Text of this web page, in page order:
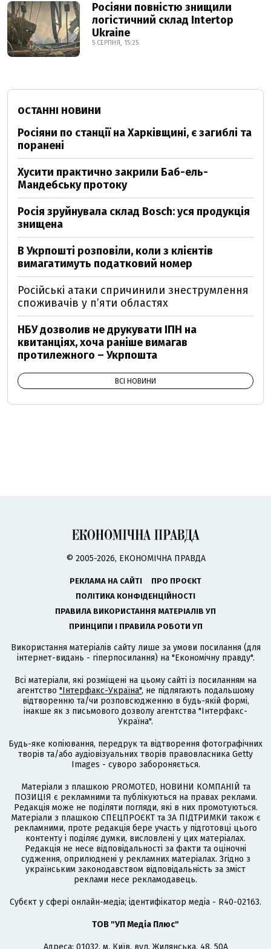
Росіяни повністю знищили
логістичний склад Intertop
Ukraine
5 СЕРПНЯ, 15:25
ОСТАННІ НОВИНИ
Росіяни по станції на Харківщині, є загиблі та
поранені
Хусити практично закрили Баб-ель-
Мандебську протоку
Росія зруйнувала склад Bosch: уся продукція
знищена
В Укрпошті розповіли, коли з клієнтів
вимагатимуть податковий номер
Російські атаки спричинили знеструмлення
споживачів у п’яти областях
НБУ дозволив не друкувати ІПН на
квитанціях, хоча раніше вимагав
протилежного – Укрпошта
ВСІ НОВИНИ
© 2005-2026, ЕКОНОМІЧНА ПРАВДА
РЕКЛАМА НА САЙТІ
ПРО ПРОЄКТ
ПОЛІТИКА КОНФІДЕНЦІЙНОСТІ
ПРАВИЛА ВИКОРИСТАННЯ МАТЕРІАЛІВ УП
ПРИНЦИПИ І ПРАВИЛА РОБОТИ УП
Використання матеріалів сайту лише за умови посилання (для
інтернет-видань - гіперпосилання) на "Економічну правду".
Всі матеріали, які розміщені на цьому сайті із посиланням на
агентство "Інтерфакс-Україна", не підлягають подальшому
відтворенню та/чи розповсюдженню в будь-якій формі,
інакше як з письмового дозволу агентства "Інтерфакс-
Україна".
Будь-яке копіювання, передрук та відтворення фотографічних
творів та/або аудіовізуальних творів правовласника Getty
Images - суворо забороняється.
Матеріали з плашкою PROMOTED, НОВИНИ КОМПАНІЙ та
ПОЗИЦІЯ є рекламними та публікуються на правах реклами.
Редакція може не поділяти погляди, які в них промотуються.
Матеріали з плашкою СПЕЦПРОЄКТ та ЗА ПІДТРИМКИ також є
рекламними, проте редакція бере участь у підготовці цього
контенту і поділяє думки, висловлені у цих матеріалах.
Редакція не несе відповідальності за факти та оціночні
судження, оприлюднені у рекламних матеріалах. Згідно з
українським законодавством відповідальність за зміст
реклами несе рекламодавець.
Cубєкт у сфері онлайн-медіа; ідентифікатор медіа - R40-02163.
ТОВ "УП Медіа Плюс"